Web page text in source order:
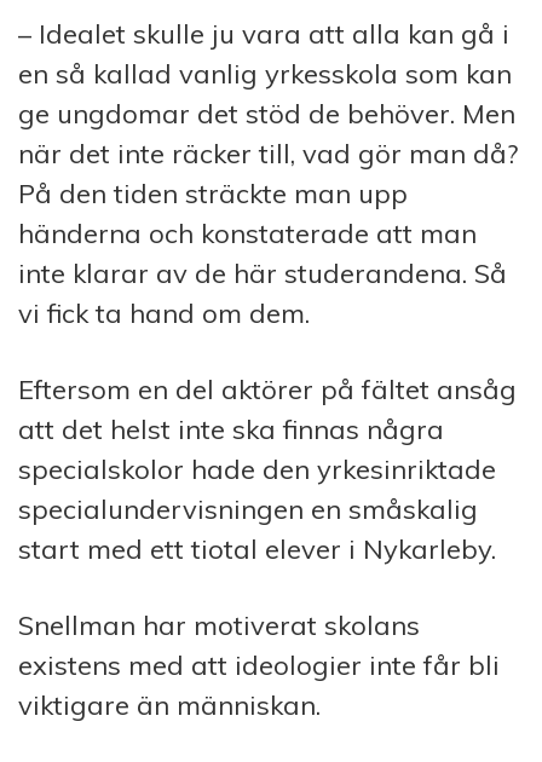
– Idealet skulle ju vara att alla kan gå i
en så kallad vanlig yrkesskola som kan
ge ungdomar det stöd de behöver. Men
när det inte räcker till, vad gör man då?
På den tiden sträckte man upp
händerna och konstaterade att man
inte klarar av de här studerandena. Så
vi fick ta hand om dem.
Eftersom en del aktörer på fältet ansåg
att det helst inte ska finnas några
specialskolor hade den yrkesinriktade
specialundervisningen en småskalig
start med ett tiotal elever i Nykarleby.
Snellman har motiverat skolans
existens med att ideologier inte får bli
viktigare än människan.